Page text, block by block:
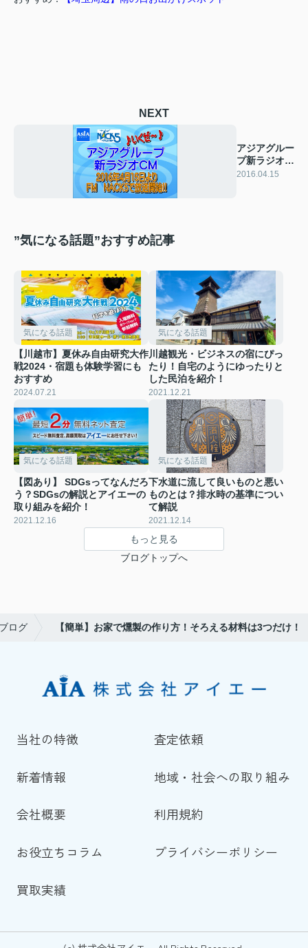
NEXT
アジアグルー
プ新ラジオ
CM放送開
2016.04.15
”気になる話題”おすすめ記事
気になる話題
【川越市】夏休み自由研究大作
戦2024・宿題も体験学習にも
おすすめ
2024.07.21
気になる話題
川越観光・ビジネスの宿にぴっ
たり！自宅のようにゆったりと
した民泊を紹介！
2021.12.21
気になる話題
【図あり】 SDGsってなんだろ
う？SDGsの解説とアイエーの
取り組みを紹介！
2021.12.16
気になる話題
下水道に流して良いものと悪い
ものとは？排水時の基準につい
て解説
2021.12.14
もっと見る
ブログトップへ
ログ 【簡単】お家で燻製の作り方！そろえる材料は3つだけ！
当社の特徴 査定依頼
新着情報 地域・社会への取り組み
会社概要 利用規約
お役立ちコラム プライバシーポリシー
買取実績